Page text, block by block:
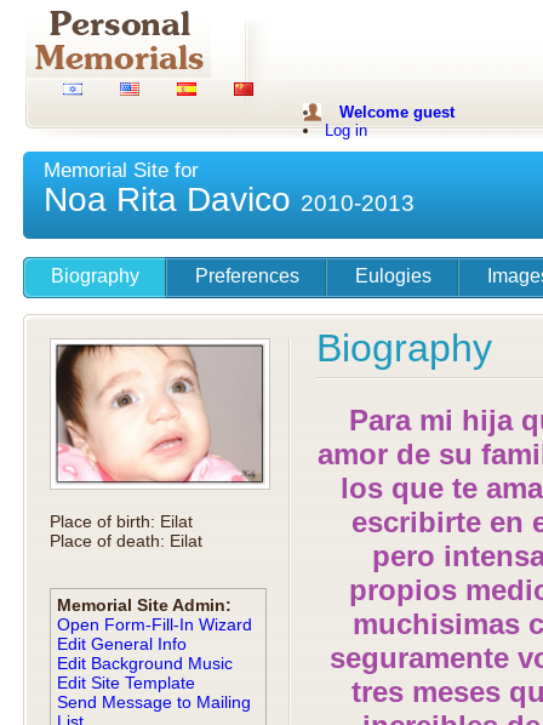
Welcome guest
Log in
Memorial Site for
Noa Rita Davico 2010-2013
Biography Preferences Eulogies
Place of birth: Eilat
Place of death: Eilat
Memorial Site Admin:
Open Form-Fill-In Wizard
Edit General Info
Edit Background Music
Edit Site Template
Send Message to Mailing
Biography
Para mi hija
amor de su
los que te
escribirte en
pero
propios
muchisimas
seguramente
tres meses